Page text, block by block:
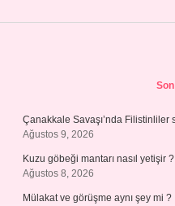
Son
Çanakkale Savaşı’nda Filistinliler
Ağustos 9, 2026
Kuzu göbeği mantarı nasıl yetişir ?
Ağustos 8, 2026
Mülakat ve görüşme aynı şey mi ?